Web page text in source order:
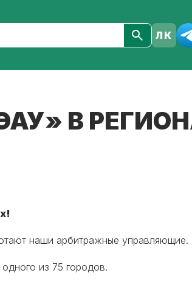
В
наши арбитражные управляющие.
из 75 городов.